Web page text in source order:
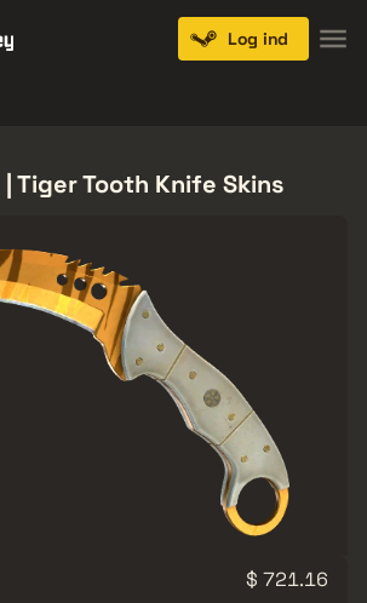
Log ind
Tiger Tooth Knife Skins
$ 721.16